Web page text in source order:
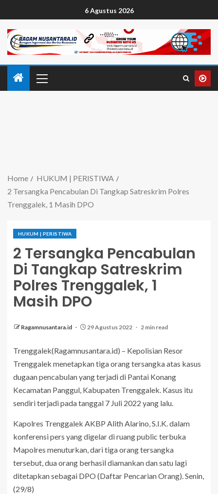
6 Agustus 2026
Home
HUKUM | PERISTIWA
2 Tersangka Pencabulan Di Tangkap Satreskrim Polres
Trenggalek, 1 Masih DPO
HUKUM | PERISTIWA
2 Tersangka Pencabulan
Di Tangkap Satreskrim
Polres Trenggalek, 1
Masih DPO
Ragamnusantara.id 29 Agustus 2022 2 min read
Trenggalek(Ragamnusantara.id) – Kepolisian Resor
Trenggalek menetapkan tiga orang tersangka atas kasus
dugaan pencabulan yang terjadi di Pantai Konang
Kecamatan Panggul, Kabupaten Trenggalek. Kasus itu
sendiri terjadi pada tanggal 7 Juli 2022 yang lalu.
Kapolres Trenggalek AKBP Alith Alarino, S.I.K. dalam
konferensi pers yang digelar di ruang public terbuka
Mapolres menuturkan, dari tiga orang tersangka
tersebut, dua orang berhasil diamankan dan satu lagi
ditetapkan sebagai DPO (Daftar Pencarian Orang). Senin,
(29/8)